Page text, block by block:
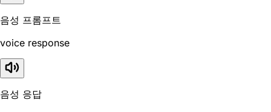
음성 프롬프트
voice response
음성 응답